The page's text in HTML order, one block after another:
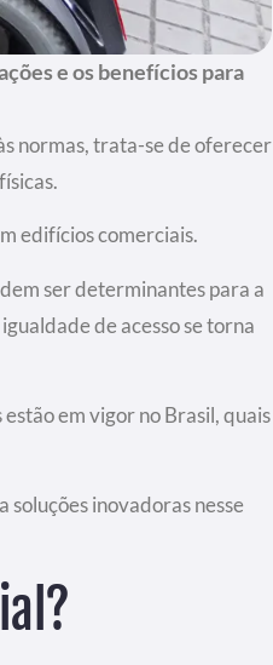
e os benefícios para
normas, trata-se de oferecer
edifícios comerciais.
ser determinantes para a
de acesso se torna
em vigor no Brasil, quais
soluções inovadoras nesse